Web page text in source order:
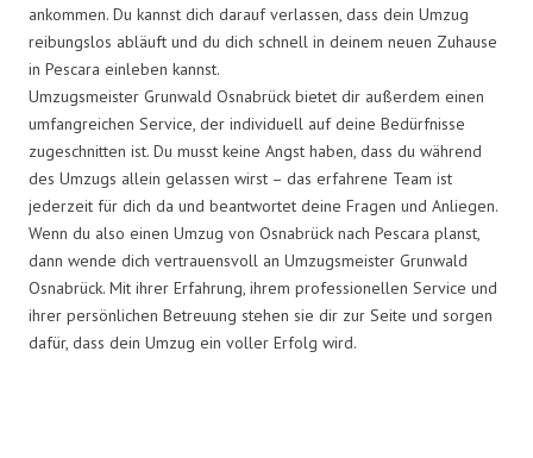
ankommen. Du kannst dich darauf verlassen, dass dein Umzug
reibungslos abläuft und du dich schnell in deinem neuen Zuhause
in Pescara einleben kannst.
Umzugsmeister Grunwald Osnabrück bietet dir außerdem einen
umfangreichen Service, der individuell auf deine Bedürfnisse
zugeschnitten ist. Du musst keine Angst haben, dass du während
des Umzugs allein gelassen wirst – das erfahrene Team ist
jederzeit für dich da und beantwortet deine Fragen und Anliegen.
Wenn du also einen Umzug von Osnabrück nach Pescara planst,
dann wende dich vertrauensvoll an Umzugsmeister Grunwald
Osnabrück. Mit ihrer Erfahrung, ihrem professionellen Service und
ihrer persönlichen Betreuung stehen sie dir zur Seite und sorgen
dafür, dass dein Umzug ein voller Erfolg wird.